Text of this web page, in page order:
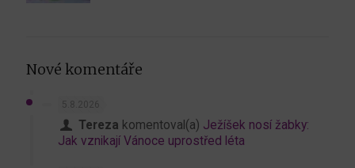
Nové komentáře
5.8.2026
Tereza komentoval(a) Ježíšek nosí žabky:
Jak vznikají Vánoce uprostřed léta